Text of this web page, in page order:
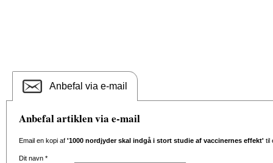
Anbefal via e-mail
Anbefal artiklen via e-mail
Email en kopi af '1000 nordjyder skal indgå i stort studie af vaccinernes effekt' til
Dit navn *